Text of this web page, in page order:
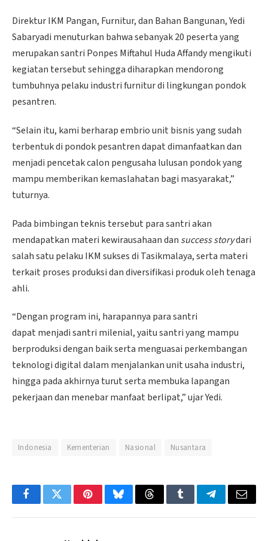
Direktur IKM Pangan, Furnitur, dan Bahan Bangunan, Yedi
Sabaryadi menuturkan bahwa sebanyak 20 peserta yang
merupakan santri Ponpes Miftahul Huda Affandy mengikuti
kegiatan tersebut sehingga diharapkan mendorong
tumbuhnya pelaku industri furnitur di lingkungan pondok
pesantren.
“Selain itu, kami berharap embrio unit bisnis yang sudah
terbentuk di pondok pesantren dapat dimanfaatkan dan
menjadi pencetak calon pengusaha lulusan pondok yang
mampu memberikan kemaslahatan bagi masyarakat,”
tuturnya.
Pada bimbingan teknis tersebut para santri akan
mendapatkan materi kewirausahaan dan success storydari
salah satu pelaku IKM sukses di Tasikmalaya, serta materi
terkait proses produksi dan diversifikasi produk oleh tenaga
ahli.
“Dengan program ini, harapannya para santri
dapat menjadi santri milenial, yaitu santri yang mampu
berproduksi dengan baik serta menguasai perkembangan
teknologi digital dalam menjalankan unit usaha industri,
hingga pada akhirnya turut serta membuka lapangan
pekerjaan dan menebar manfaat berlipat,” ujar Yedi.
Indonesia Kementerian Nasional Nusantara
FacebookTwitterPinterestBlueskyThreadsTumblrTelegramEmail